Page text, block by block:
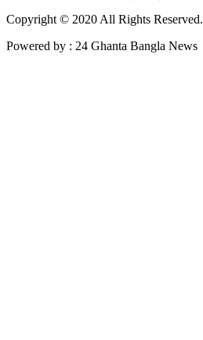
Copyright © 2020 All Rights Reserved.
Powered by : 24 Ghanta Bangla News